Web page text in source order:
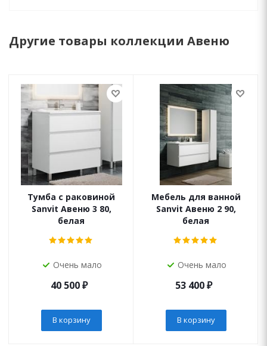
Другие товары коллекции Авеню
Тумба с раковиной
Sanvit Авеню 3 80,
белая
Очень мало
40 500₽
В корзину
Мебель для ванной
Sanvit Авеню 2 90,
белая
Очень мало
53 400₽
В корзину